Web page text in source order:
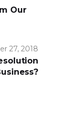
Our
27, 2018